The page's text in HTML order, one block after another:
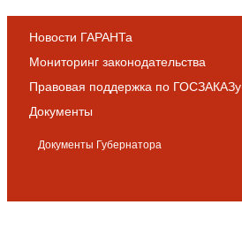
Новости ГАРАНТа
Мониторинг законодательства
Правовая поддержка по ГОСЗАКАЗу
Документы
Документы Губернатора